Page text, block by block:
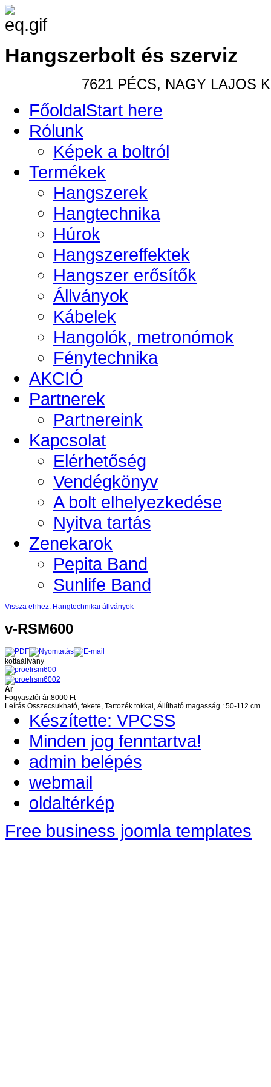
Hangszerbolt és szerviz
7621 PÉCS, NAGY LAJOS
FőoldalStart here
Rólunk
Képek a boltról
Termékek
Hangszerek
Hangtechnika
Húrok
Hangszereffektek
Hangszer erősítők
Állványok
Kábelek
Hangolók, metronómok
Fénytechnika
AKCIÓ
Partnerek
Partnereink
Kapcsolat
Elérhetőség
Vendégkönyv
A bolt elhelyezkedése
Nyitva tartás
Zenekarok
Pepita Band
Sunlife Band
Vissza ehhez: Hangtechnikai állványok
v-RSM600
kottaállvány
Ár
Fogyasztói ár:8000 Ft
Leírás Összecsukható, fekete, Tartozék tokkal, Állítható magasság : 50-112 cm
Készítette: VPCSS
Minden jog fenntartva!
admin belépés
webmail
oldaltérkép
Free business joomla templates